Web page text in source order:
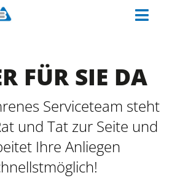
Toggle
BRANCHEN
VERKETTUNGSLÖSUNGEN
PALETTINO
SERVICE
FÜR SIE DA
Serviceteam steht
und Tat zur Seite und
Ihre Anliegen